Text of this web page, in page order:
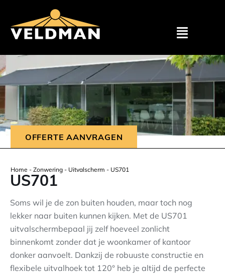
Particulier
Zakelijk
Showroom
Contact
OFFERTE AANVRAGEN
Home - Zonwering- Uitvalscherm - US701
US701
Soms wil je de zon buiten houden, maar toch nog
lekker naar buiten kunnen kijken. Met de US701
uitvalschermbepaal jij zelf hoeveel zonlicht
binnenkomt zonder dat je woonkamer of kantoor
donker aanvoelt. Dankzij de robuuste constructie en
flexibele uitvalhoek tot 120° heb je altijd de perfecte